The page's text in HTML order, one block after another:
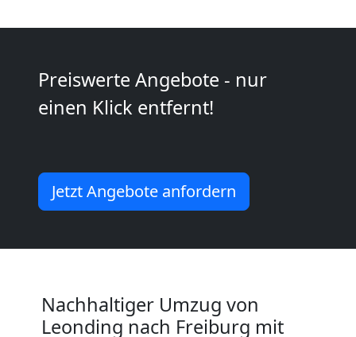
Preiswerte Angebote - nur
einen Klick entfernt!
Jetzt Angebote anfordern
Nachhaltiger Umzug von
Leonding nach Freiburg mit
Kunsttransport
Leonding
Leonding